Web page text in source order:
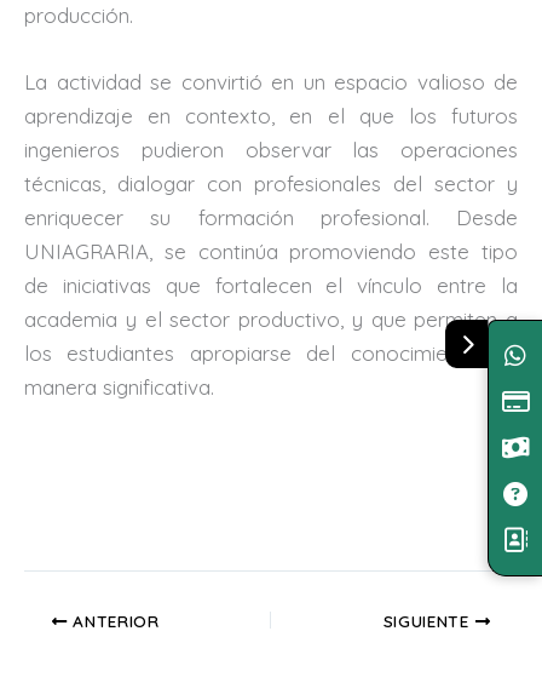
producción.
La actividad se convirtió en un espacio valioso de
aprendizaje en contexto, en el que los futuros
ingenieros pudieron observar las operaciones
técnicas, dialogar con profesionales del sector y
enriquecer su formación profesional. Desde
UNIAGRARIA, se continúa promoviendo este tipo
de iniciativas que fortalecen el vínculo entre la
academia y el sector productivo, y que permiten a
los estudiantes apropiarse del conocimiento de
manera significativa.
ANTERIOR SIGUIENTE